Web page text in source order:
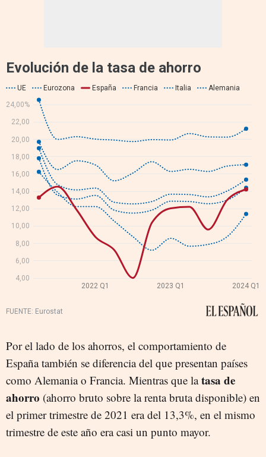
Por el lado de los ahorros, el comportamiento de
España también se diferencia del que presentan países
como Alemania o Francia. Mientras que latasa de
ahorro (ahorro bruto sobre la renta bruta disponible) en
el primer trimestre de 2021 era del 13,3%, en el mismo
trimestre de este año era casi un punto mayor.